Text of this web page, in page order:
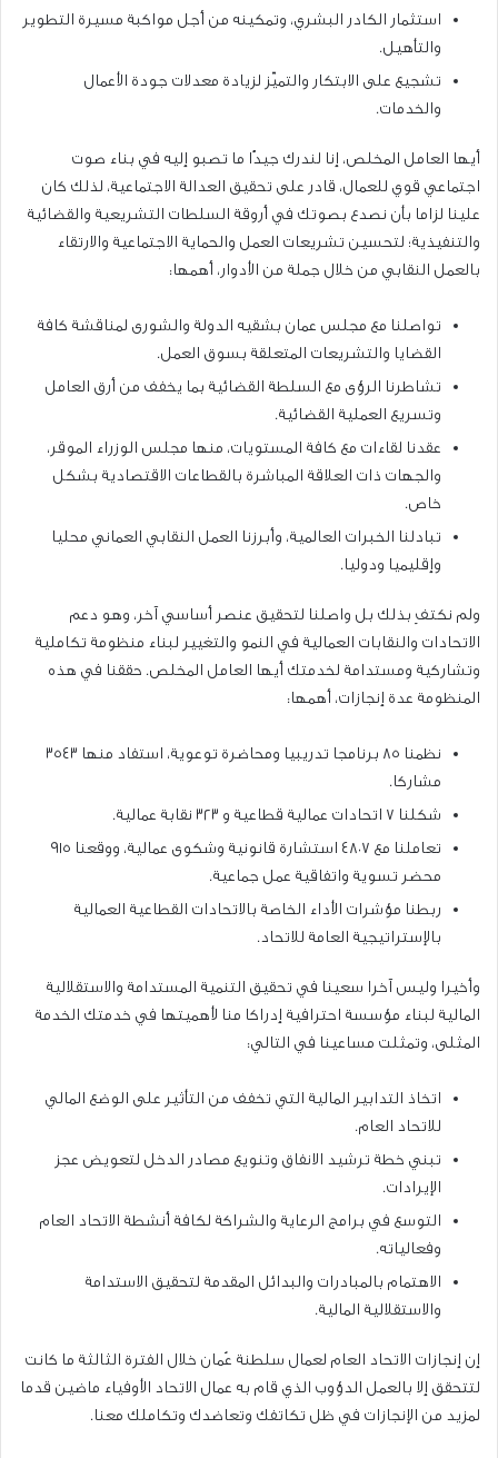
استثمار الكادر البشري، وتمكينه من أجل مواكبة مسيرة التطوير
والتأهيل.
تشجيع على الابتكار والتميّز لزيادة معدلات جودة الأعمال
والخدمات.
أيها العامل المخلص، إنا لندرك جيدًا ما تصبو إليه في بناء صوت
اجتماعي قوي للعمال، قادر على تحقيق العدالة الاجتماعية، لذلك كان
علينا لزاما بأن نصدع بصوتك في أروقة السلطات التشريعية والقضائية
والتنفيذية؛ لتحسين تشريعات العمل والحماية الاجتماعية والارتقاء
بالعمل النقابي من خلال جملة من الأدوار، أهمها:
تواصلنا مع مجلس عمان بشقيه الدولة والشورى لمناقشة كافة
القضايا والتشريعات المتعلقة بسوق العمل.
تشاطرنا الرؤى مع السلطة القضائية بما يخفف من أرق العامل
وتسريع العملية القضائية.
عقدنا لقاءات مع كافة المستويات، منها مجلس الوزراء الموقر،
والجهات ذات العلاقة المباشرة بالقطاعات الاقتصادية بشكل
خاص.
تبادلنا الخبرات العالمية، وأبرزنا العمل النقابي العماني محليا
وإقليميا ودوليا.
ولم نكتفِ بذلك بل واصلنا لتحقيق عنصر أساسي آخر، وهو دعم
الاتحادات والنقابات العمالية في النمو والتغيير لبناء منظومة تكاملية
وتشاركية ومستدامة لخدمتك أيها العامل المخلص. حققنا في هذه
المنظومة عدة إنجازات، أهمها:
نظمنا ٨٥ برنامجا تدريبيا ومحاضرة توعوية، استفاد منها ٣٥٤٣
مشاركا.
شكلنا ٧ اتحادات عمالية قطاعية و ٣٢٣ نقابة عمالية.
تعاملنا مع ٤٨٠٧ استشارة قانونية وشكوى عمالية، ووقعنا ٩١٥
محضر تسوية واتفاقية عمل جماعية.
ربطنا مؤشرات الأداء الخاصة بالاتحادات القطاعية العمالية
بالإستراتيجية العامة للاتحاد.
وأخيرا وليس آخرا سعينا في تحقيق التنمية المستدامة والاستقلالية
المالية لبناء مؤسسة احترافية إدراكا منا لأهميتها في خدمتك الخدمة
المثلى، وتمثلت مساعينا في التالي:
اتخاذ التدابير المالية التي تخفف من التأثير على الوضع المالي
للاتحاد العام.
تبني خطة ترشيد الانفاق وتنويع مصادر الدخل لتعويض عجز
الإيرادات.
التوسع في برامج الرعاية والشراكة لكافة أنشطة الاتحاد العام
وفعالياته.
الاهتمام بالمبادرات والبدائل المقدمة لتحقيق الاستدامة
والاستقلالية المالية.
إن إنجازات الاتحاد العام لعمال سلطنة عُمان خلال الفترة الثالثة ما كانت
لتتحقق إلا بالعمل الدؤوب الذي قام به عمال الاتحاد الأوفياء ماضين قدما
لمزيد من الإنجازات في ظل تكاتفك وتعاضدك وتكاملك معنا.